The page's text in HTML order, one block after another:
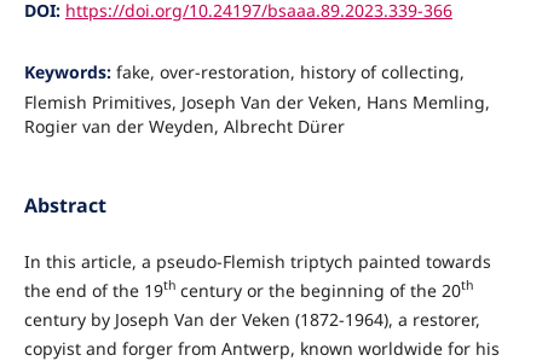
DOI: https://doi.org/10.24197/bsaaa.89.2023.339-366
Keywords: fake, over-restoration, history of collecting,
Flemish Primitives, Joseph Van der Veken, Hans Memling,
Rogier van der Weyden, Albrecht Dürer
Abstract
In this article, a pseudo-Flemish triptych painted towards
the end of the 19thcentury or the beginning of the 20th
century by Joseph Van der Veken (1872-1964), a restorer,
copyist and forger from Antwerp, known worldwide for his